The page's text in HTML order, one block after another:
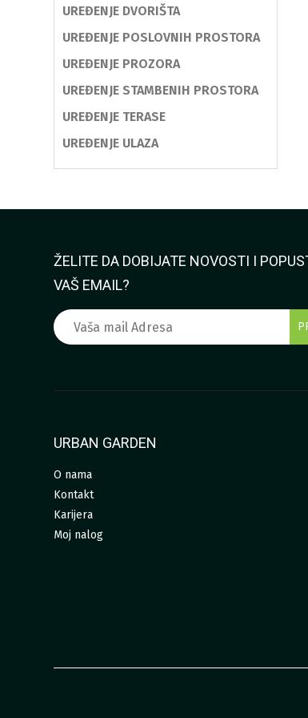
UREĐENJE DVORIŠTA
UREĐENJE POSLOVNIH PROSTORA
UREĐENJE PROZORA
UREĐENJE STAMBENIH PROSTORA
UREĐENJE TERASE
UREĐENJE ULAZA
ŽELITE DA DOBIJATE NOVOSTI I
VAŠ EMAIL?
URBAN GARDEN
O nama
Kontakt
Karijera
Moj nalog